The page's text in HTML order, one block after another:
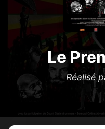
Le
Réalisé